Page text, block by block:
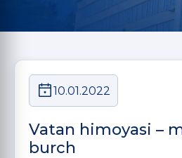
10.01.2022
Vatan himoyasi –
burch